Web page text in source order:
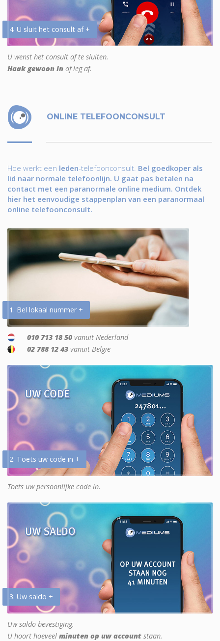
4. U sluit het consult af +
U wenst het consult af te sluiten.
Haak gewoon in of leg af.
ONLINE TELEFOONCONSULT
Hoe werkt een leden-telefoonconsult. Bel goedkoper als
lid naar normale telefoonlijn. U gaat pas betalen na
contact met een paranormale online medium. Ontdek
hier het eenvoudige stappenplan van een paranormaal
online telefoonconsult.
1. Bel lokaal nummer +
010 713 18 50 vanuit Nederland
02 788 12 43 vanuit België
2. Toets uw code in +
Toets uw persoonlijke code in.
3. Uw saldo +
Uw saldo bevestiging.
U hoort hoeveel minuten op uw account staan.